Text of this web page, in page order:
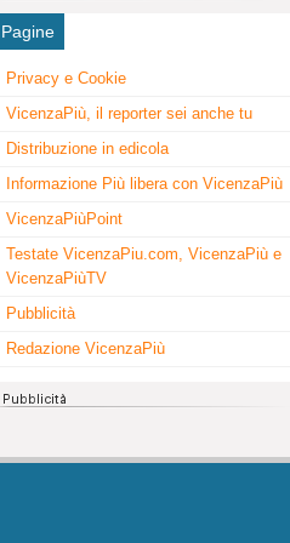
Pagine
Privacy e Cookie
VicenzaPiù, il reporter sei anche tu
Distribuzione in edicola
Informazione Più libera con VicenzaPiù
VicenzaPiùPoint
Testate VicenzaPiu.com, VicenzaPiù e
VicenzaPiùTV
Pubblicità
Redazione VicenzaPiù